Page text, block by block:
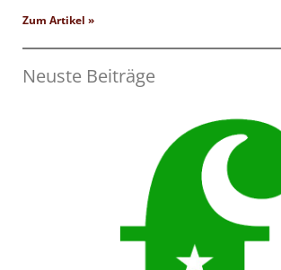
Zum Artikel »
Neuste Beiträge